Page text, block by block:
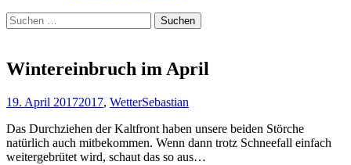
Suchen
nach:
Wintereinbruch im April
19. April 20172017, WetterSebastian
Das Durchziehen der Kaltfront haben unsere beiden Störche
natürlich auch mitbekommen. Wenn dann trotz Schneefall einfach
weitergebrütet wird, schaut das so aus…